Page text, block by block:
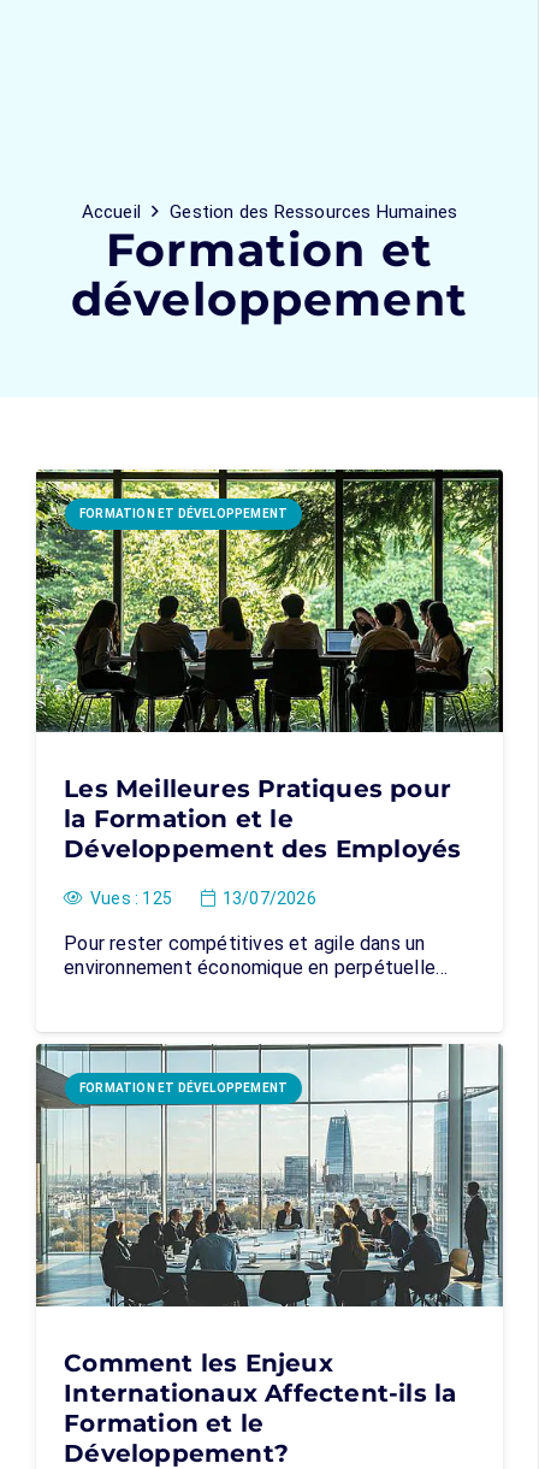
Accueil Gestion des Ressources Humaines
Formation et
développement
FORMATION ET DÉVELOPPEMENT
Les Meilleures Pratiques pour
la Formation et le
Développement des Employés
Vues : 125 13/07/2026
Pour rester compétitives et agile dans un
environnement économique en perpétuelle…
FORMATION ET DÉVELOPPEMENT
Comment les Enjeux
Internationaux Affectent-ils la
Formation et le
Développement?